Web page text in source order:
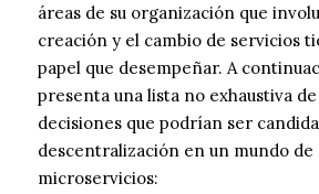
áreas de su organización que
creación y el cambio de servicios
papel que desempeñar. A
presenta una lista no exhaustiva
decisiones que podrían ser
descentralización en un mundo de
microservicios: